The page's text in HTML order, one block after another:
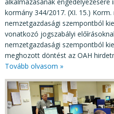
kormány 344/2017. (XI. 15.)
nemzetgazdasági szempontból
vonatkozó jogszabályi
nemzetgazdasági szempontból
meghozott döntést az OAH
Tovább olvasom »